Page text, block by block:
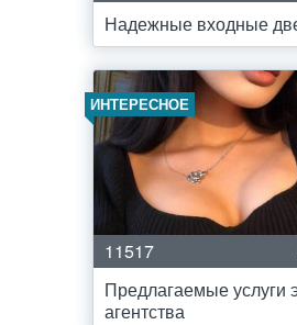
Надежные входные
ИНТЕРЕСНОЕ
11517
Предлагаемые услуги
агентства